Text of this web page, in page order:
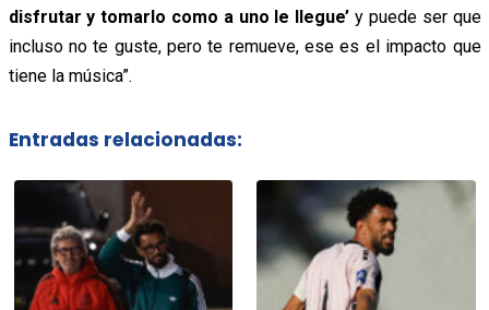
disfrutar y tomarlo como a uno le llegue’y puede ser que
incluso no te guste, pero te remueve, ese es el impacto que
tiene la música”.
Entradas relacionadas: